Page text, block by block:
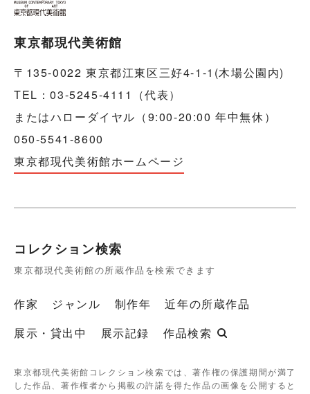
東京都現代美術館
〒135-0022 東京都江東区三好4-1-1(木場公園内)
TEL：03-5245-4111（代表）
またはハローダイヤル（9:00-20:00 年中無休）
050-5541-8600
東京都現代美術館ホームページ
コレクション検索
東京都現代美術館の所蔵作品を検索できます
作家 ジャンル 制作年
近年の所蔵作品
展示・貸出中
展示記録 作品検索
東京都現代美術館コレクション検索では、著作権の保護期間が満了
した作品、著作権者から掲載の許諾を得た作品の画像を公開すると